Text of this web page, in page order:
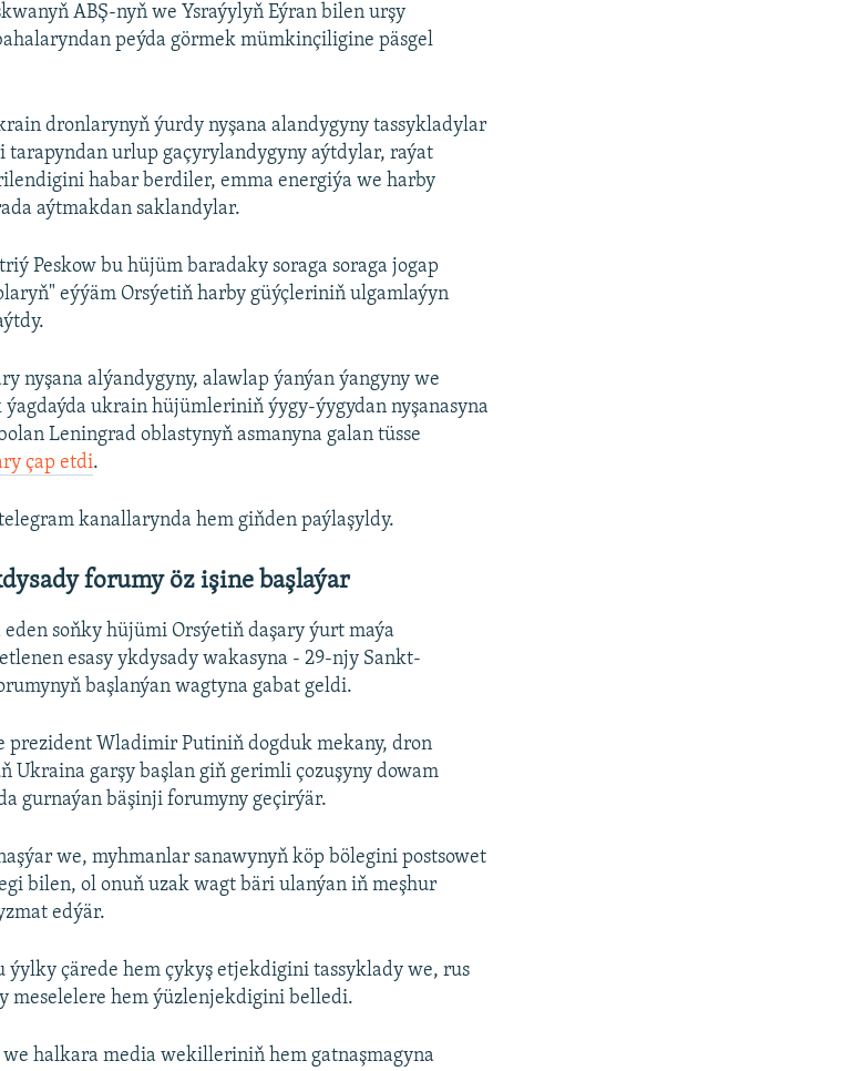
ABŞ-nyň we Ysraýylyň Eýran bilen urşy
peýda görmek mümkinçiligine päsgel
dronlarynyň ýurdy nyşana alandygyny tassykladylar
tarapyndan urlup gaçyrylandygyny aýtdylar, raýat
habar berdiler, emma energiýa we harby
aýtmakdan saklandylar.
Peskow bu hüjüm baradaky soraga soraga jogap
eýýäm Orsýetiň harby güýçleriniň ulgamlaýyn
nyşana alýandygyny, alawlap ýanýan ýangyny we
ukrain hüjümleriniň ýygy-ýygydan nyşanasyna
Leningrad oblastynyň asmanyna galan tüsse
çap etdi.
kanallarynda hem giňden paýlaşyldy.
forumy öz işine başlaýar
soňky hüjümi Orsýetiň daşary ýurt maýa
esasy ykdysady wakasyna - 29-njy Sankt-
başlanýan wagtyna gabat geldi.
prezident Wladimir Putiniň dogduk mekany, dron
Ukraina garşy başlan giň gerimli çozuşyny dowam
gurnaýan bäşinji forumyny geçirýär.
we, myhmanlar sanawynyň köp bölegini postsowet
bilen, ol onuň uzak wagt bäri ulanýan iň meşhur
edýär.
ýylky çärede hem çykyş etjekdigini tassyklady we, rus
meselelere hem ýüzlenjekdigini belledi.
halkara media wekilleriniň hem gatnaşmagyna